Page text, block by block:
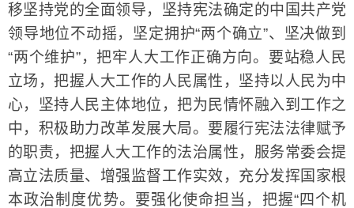
移坚持党的全面领导，坚持宪法确定的中国共产党
领导地位不动摇，坚定拥护“两个确立”、坚决做到
“两个维护”，把牢人大工作正确方向。要站稳人民
立场，把握人大工作的人民属性，坚持以人民为中
心，坚持人民主体地位，把为民情怀融入到工作之
中，积极助力改革发展大局。要履行宪法法律赋予
的职责，把握人大工作的法治属性，服务常委会提
高立法质量、增强监督工作实效，充分发挥国家根
本政治制度优势。要强化使命担当，把握“四个机